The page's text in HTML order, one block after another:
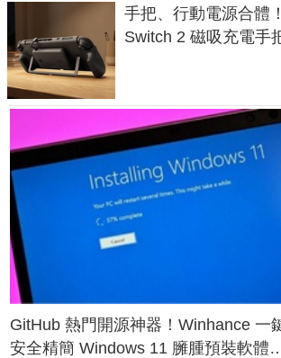
手把、行動電源合體
Switch 2 磁吸充電手
GitHub 熱門開源神器！Winhance 一
安全精簡 Windows 11 臃腫預裝軟體